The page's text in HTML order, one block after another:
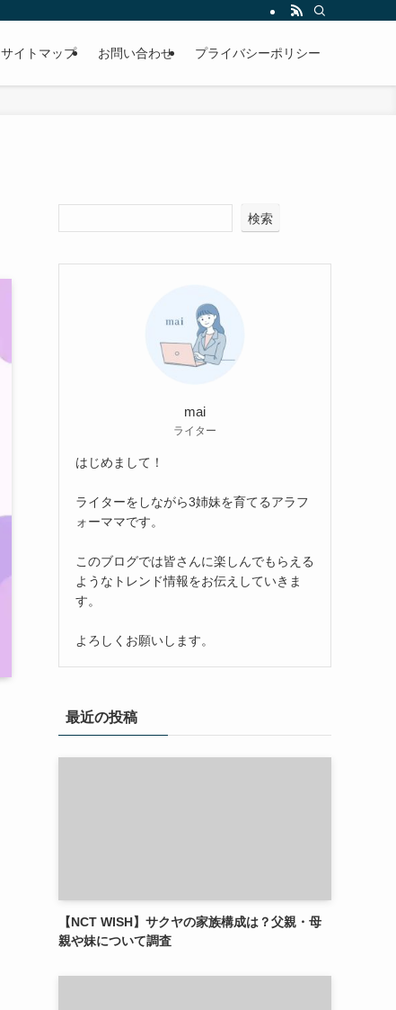
サイトマップ お問い合わせ プライバシーポリシー
検索
mai
ライター
はじめまして！
ライターをしながら3姉妹を育てるアラフ
ォーママです。
このブログでは皆さんに楽しんでもらえる
ようなトレンド情報をお伝えしていきま
す。
よろしくお願いします。
最近の投稿
【NCT WISH】サクヤの家族構成は？父親・母
親や妹について調査